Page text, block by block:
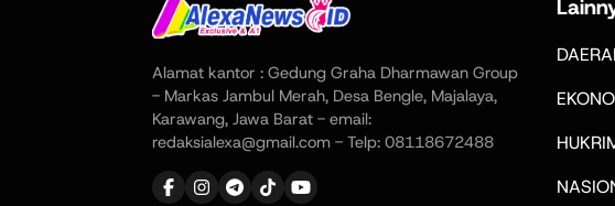
Alamat kantor : Gedung Graha Dharmawan Group
- Markas Jambul Merah, Desa Bengle, Majalaya,
Karawang, Jawa Barat - email:
redaksialexa@gmail.com - Telp: 08118672488